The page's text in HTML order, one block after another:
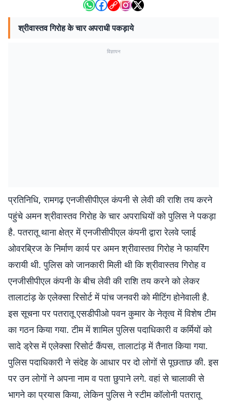
श्रीवास्तव गिरोह के चार अपराधी पकड़ाये
विज्ञापन
प्रतिनिधि, रामगढ़ एनजीसीपीएल कंपनी से लेवी की राशि तय करने
पहुंचे अमन श्रीवास्तव गिरोह के चार अपराधियों को पुलिस ने पकड़ा
है. पतरातू थाना क्षेत्र में एनजीसीपीएल कंपनी द्वारा रेलवे प्लाई
ओवरब्रिज के निर्माण कार्य पर अमन श्रीवास्तव गिरोह ने फायरिंग
करायी थी. पुलिस को जानकारी मिली थी कि श्रीवास्तव गिरोह व
एनजीसीपीएल कंपनी के बीच लेवी की राशि तय करने को लेकर
तालाटांड़ के एलेक्सा रिसोर्ट में पांच जनवरी को मीटिंग होनेवाली है.
इस सूचना पर पतरातू एसडीपीओ पवन कुमार के नेतृत्व में विशेष टीम
का गठन किया गया. टीम में शामिल पुलिस पदाधिकारी व कर्मियों को
सादे ड्रेस में एलेक्सा रिसोर्ट कैंपस, तालाटांड़ में तैनात किया गया.
पुलिस पदाधिकारी ने संदेह के आधार पर दो लोगों से पूछताछ की. इस
पर उन लोगों ने अपना नाम व पता छुपाने लगे. वहां से चालाकी से
भागने का प्रयास किया, लेकिन पुलिस ने स्टीम कॉलोनी पतरातू